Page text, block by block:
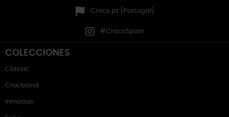
Crocs.pt (Portugal)
#CrocsSpain
COLECCIONES
Classic
Crocband
Inmotion